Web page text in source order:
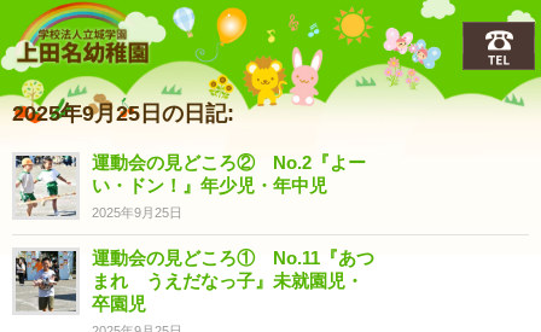
上田名(うえだな)幼稚園
2025年9月25日の日記:
運動会の見どころ② No.2『よー
い・ドン！』年少児・年中児
2025年9月25日
運動会の見どころ① No.11『あつ
まれ うえだなっ子』未就園児・
卒園児